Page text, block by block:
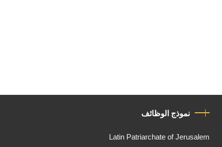
نموذج الوظائف
Latin Patriarchate of Jerusalem